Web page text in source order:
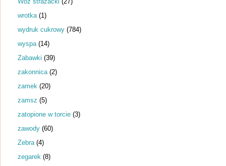
wrotka (1)
wydruk cukrowy (784)
wyspa (14)
Zabawki (39)
zakonnica (2)
zamek (20)
zamsz (5)
zatopione w torcie (3)
zawody (60)
Zebra (4)
zegarek (8)